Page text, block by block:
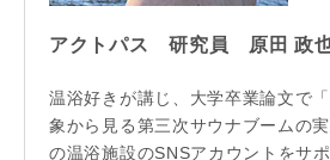
アクトパス 研究員 原田 政
温浴好きが講じ、大学卒業論文で
象から見る第三次サウナブームの
の温浴施設のSNSアカウントをサ